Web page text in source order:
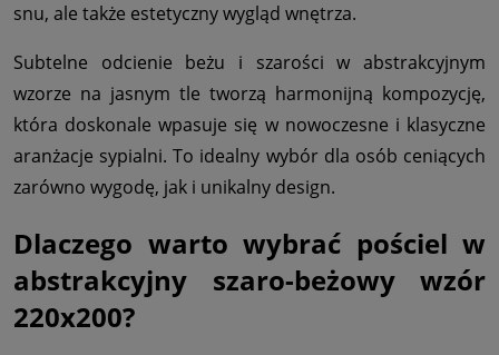
snu, ale także estetyczny wygląd wnętrza.
Subtelne odcienie beżu i szarości w abstrakcyjnym
wzorze na jasnym tle tworzą harmonijną kompozycję,
która doskonale wpasuje się w nowoczesne i klasyczne
aranżacje sypialni. To idealny wybór dla osób ceniących
zarówno wygodę, jak i unikalny design.
Dlaczego warto wybrać pościel w
abstrakcyjny szaro-beżowy wzór
220x200?